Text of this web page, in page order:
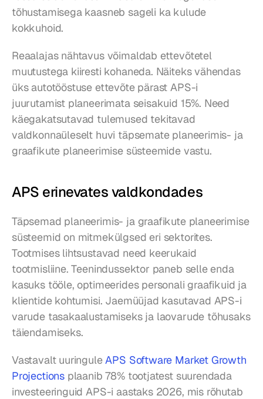
tõhustamisega kaasneb sageli ka kulude
kokkuhoid.
Reaalajas nähtavus võimaldab ettevõtetel
muutustega kiiresti kohaneda. Näiteks vähendas
üks autotööstuse ettevõte pärast APS-i
juurutamist planeerimata seisakuid 15%. Need
käegakatsutavad tulemused tekitavad
valdkonnaüleselt huvi täpsemate planeerimis- ja
graafikute planeerimise süsteemide vastu.
APS erinevates valdkondades
Täpsemad planeerimis- ja graafikute planeerimise
süsteemid on mitmekülgsed eri sektorites.
Tootmises lihtsustavad need keerukaid
tootmisliine. Teenindussektor paneb selle enda
kasuks tööle, optimeerides personali graafikuid ja
klientide kohtumisi. Jaemüüjad kasutavad APS-i
varude tasakaalustamiseks ja laovarude tõhusaks
täiendamiseks.
Vastavalt uuringule APS Software Market Growth
Projections plaanib 78% tootjatest suurendada
investeeringuid APS-i aastaks 2026, mis rõhutab